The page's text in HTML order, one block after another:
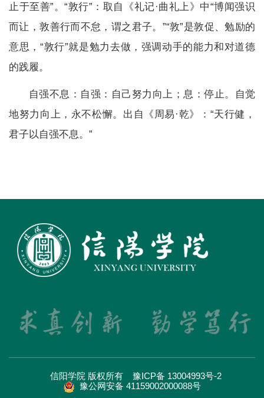
止于至善”。“敦行”：取自《礼记·曲礼上》中“博闻强识
而让，敦善行而不怠，谓之君子。”“敦”是敦促、勉励的
意思，“敦行”就是勉力去做，强调动手的能力和对道德
的践履。
自强不息：自强：自己努力向上；息：停止。自觉
地努力向上，永不松懈。出自《周易·乾》：“天行健，
君子以自强不息。”
信阳学院 版权所有
豫ICP备 13004993号-2
豫公网安备 41159002000088号